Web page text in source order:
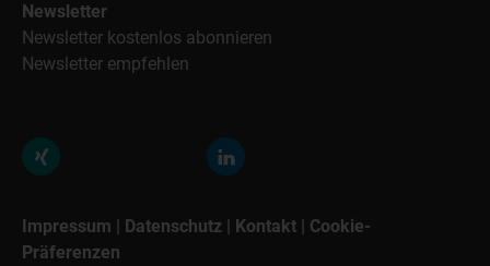
Newsletter
Newsletter kostenlos abonnieren
Newsletter empfehlen
Impressum | Datenschutz | Kontakt | Cookie-
Präferenzen